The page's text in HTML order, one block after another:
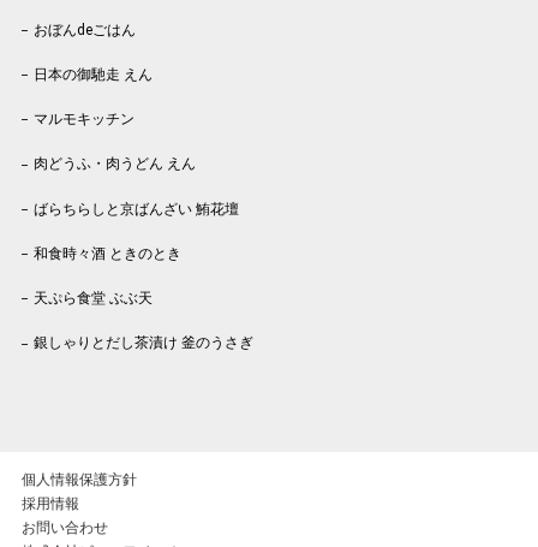
おぼんdeごはん
日本の御馳走 えん
マルモキッチン
肉どうふ・肉うどん えん
ばらちらしと京ばんざい 鮪花壇
和食時々酒 ときのとき
天ぷら食堂 ぶぶ天
銀しゃりとだし茶漬け 釜のうさぎ
個人情報保護方針
採用情報
お問い合わせ